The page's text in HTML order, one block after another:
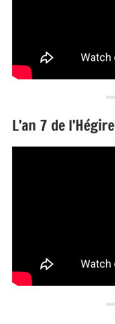
L’an 7 de l’Hégire